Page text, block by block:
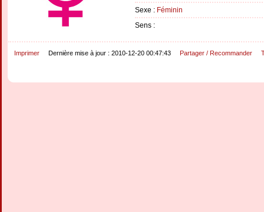
Sexe : Féminin
Sens :
Imprimer Dernière mise à jour : 2010-12-20 00:47:43 Partager / Recommander